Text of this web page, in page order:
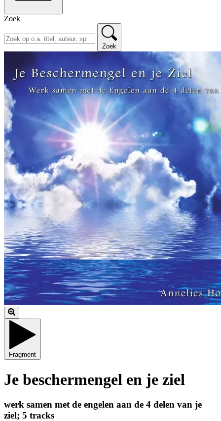
Zoek
Zoek
Fragment
Je beschermengel en je ziel
werk samen met de engelen aan de 4 delen van je
ziel; 5 tracks